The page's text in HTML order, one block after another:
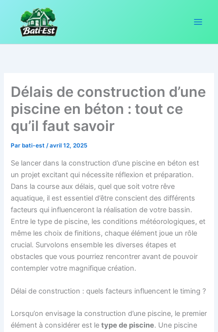
contenu
Délais de construction d’une
piscine en béton : tout ce
qu’il faut savoir
Par bati-est/avril 12, 2025
Se lancer dans la construction d’une piscine en béton est
un projet excitant qui nécessite réflexion et préparation.
Dans la course aux délais, quel que soit votre rêve
aquatique, il est essentiel d’être conscient des différents
facteurs qui influenceront la réalisation de votre bassin.
Entre le type de piscine, les conditions météorologiques, et
même les choix de finitions, chaque élément joue un rôle
crucial. Survolons ensemble les diverses étapes et
obstacles que vous pourriez rencontrer avant de pouvoir
contempler votre magnifique création.
Délai de construction : quels facteurs influencent le timing ?
Lorsqu’on envisage la construction d’une piscine, le premier
élément à considérer est letype de piscine. Une piscine